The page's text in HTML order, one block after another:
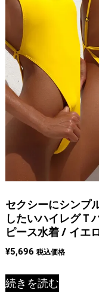
セクシーにシンプ
したいハイレグＴ
ピース水着 / イエ
¥5,696 税込価格
続きを読む